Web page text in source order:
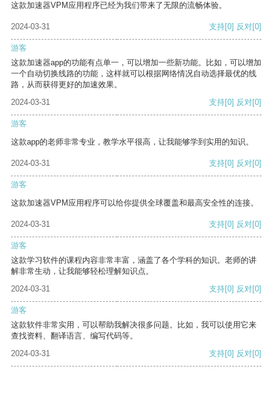
这款加速器VPM应用程序已经为我们带来了无限的流畅体验。
2024-03-31 支持[0] 反对[0]
游客
这款加速器app的功能有点单一，可以增加一些新功能。比如，可以增加
一个自动切换线路的功能，这样就可以根据网络情况自动选择最优的线
路，从而获得更好的加速效果。
2024-03-31
支持[0] 反对[0]
游客
这款app的老师非常专业，教学水平很高，让我能够学到实用的知识。
2024-03-31 支持[0] 反对[0]
游客
这款加速器VPM应用程序可以给你提供全球覆盖和最高安全性的连接。
2024-03-31 支持[0] 反对[0]
游客
这款学习软件的课程内容非常丰富，涵盖了各个学科的知识。老师的讲
解非常生动，让我能够轻松理解知识点。
2024-03-31
支持[0] 反对[0]
游客
这款软件非常实用，可以帮助我解决很多问题。比如，我可以使用它来
查找资料、翻译语言、编写代码等。
2024-03-31
支持[0] 反对[0]